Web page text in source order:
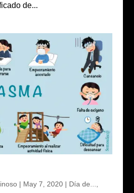
de...
| May 7, 2020| Día de...,